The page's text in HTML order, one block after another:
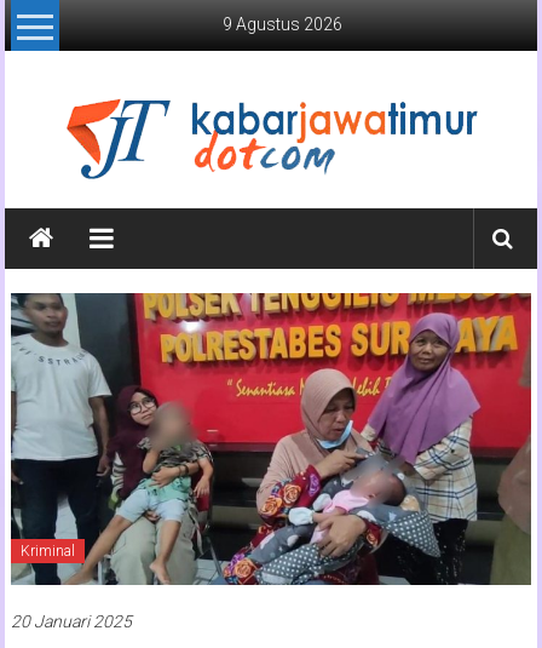
Lompat
ke
9 Agustus 2026
Kabar
Jawa
Timur
Media
Online
Jawa
Timur
Kriminal
20 Januari 2025